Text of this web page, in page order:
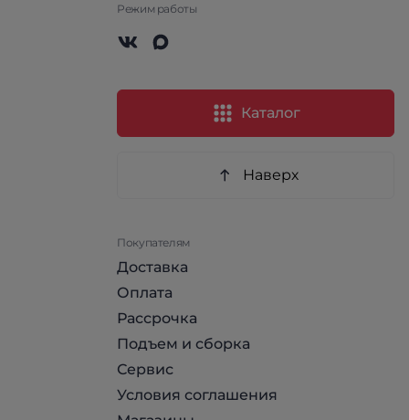
Режим работы
Каталог
Наверх
Покупателям
Доставка
Оплата
Рассрочка
Подъем и сборка
Сервис
Условия соглашения